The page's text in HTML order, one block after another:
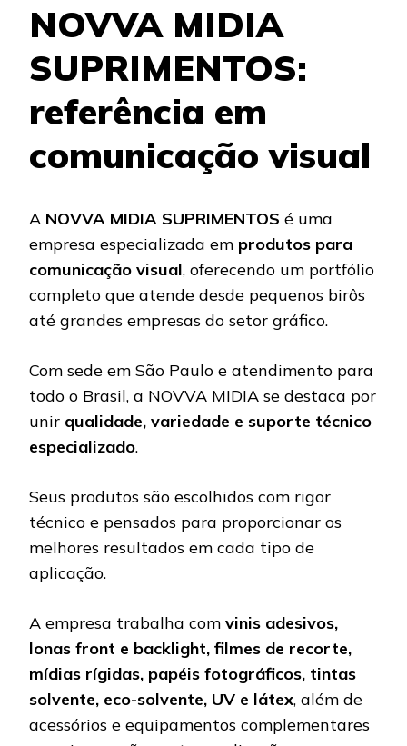
NOVVA MIDIA
SUPRIMENTOS:
referência em
comunicação visual
A NOVVA MIDIA SUPRIMENTOS é uma
empresa especializada em produtos para
comunicação visual, oferecendo um portfólio
completo que atende desde pequenos birôs
até grandes empresas do setor gráfico.
Com sede em São Paulo e atendimento para
todo o Brasil, a NOVVA MIDIA se destaca por
unir qualidade, variedade e suporte técnico
especializado.
Seus produtos são escolhidos com rigor
técnico e pensados para proporcionar os
melhores resultados em cada tipo de
aplicação.
A empresa trabalha com vinis adesivos,
lonas front e backlight, filmes de recorte,
mídias rígidas, papéis fotográficos, tintas
solvente, eco-solvente, UV e látex, além de
acessórios e equipamentos complementares